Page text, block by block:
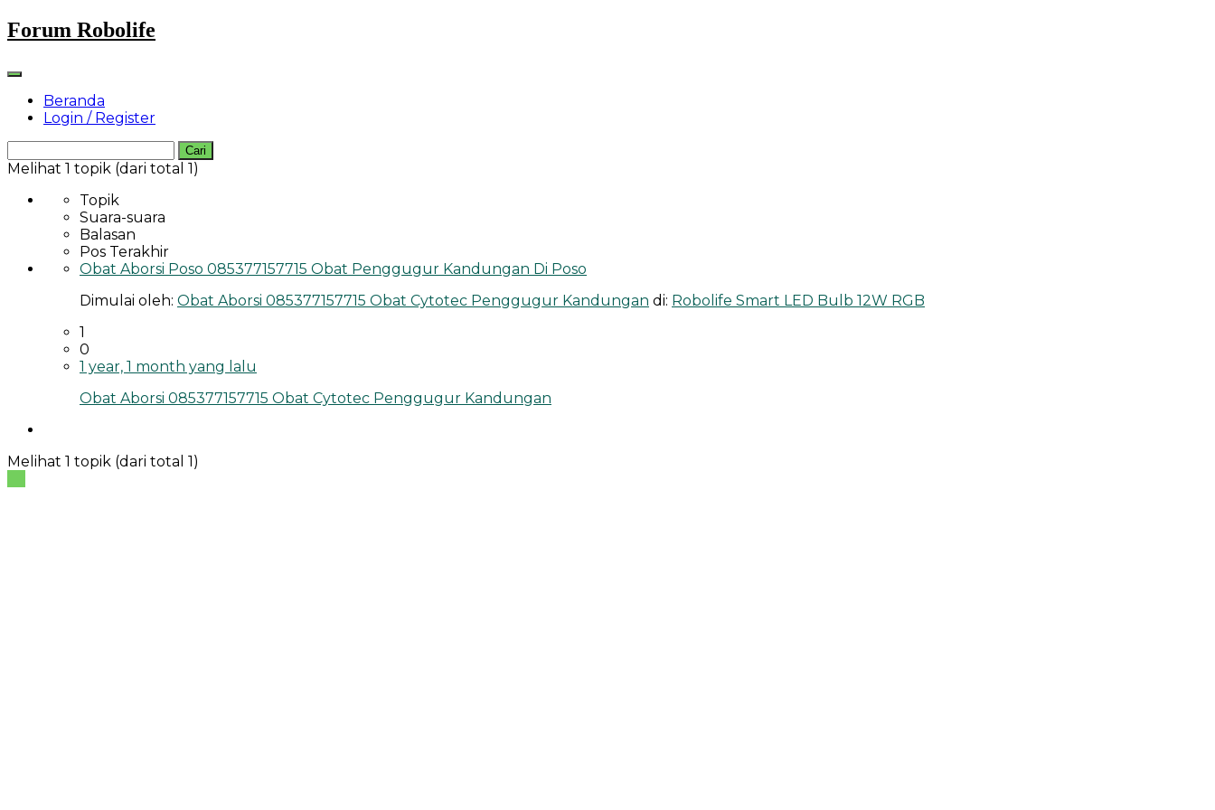
Skip
to
Forum Robolife
Beranda
Login / Register
untuk:
Melihat 1 topik (dari total 1)
Topik
Suara-suara
Balasan
Pos Terakhir
Obat Aborsi Poso 085377157715 Obat Penggugur Kandungan Di Poso
Dimulai oleh: Obat Aborsi 085377157715 Obat Cytotec Penggugur Kandungan di: Robolife Smart LED Bulb 12W RGB
1
0
1 year, 1 month yang lalu
Obat Aborsi 085377157715 Obat Cytotec Penggugur Kandungan
Melihat 1 topik (dari total 1)